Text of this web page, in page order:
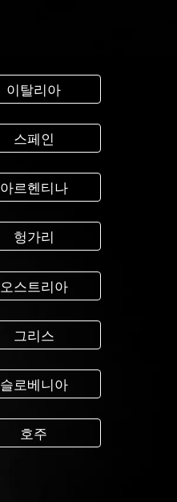
이탈리아
스페인
아르헨티나
헝가리
오스트리아
그리스
슬로베니아
호주